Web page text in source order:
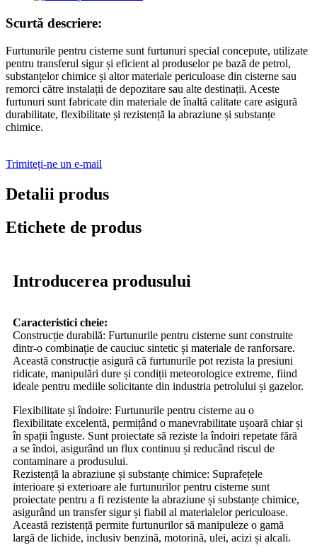
Scurtă descriere:
Furtunurile pentru cisterne sunt furtunuri special concepute, utilizate
pentru transferul sigur și eficient al produselor pe bază de petrol,
substanțelor chimice și altor materiale periculoase din cisterne sau
remorci către instalații de depozitare sau alte destinații. Aceste
furtunuri sunt fabricate din materiale de înaltă calitate care asigură
durabilitate, flexibilitate și rezistență la abraziune și substanțe
chimice.
Trimiteți-ne un e-mail
Detalii produs
Etichete de produs
Introducerea produsului
Caracteristici cheie:
Construcție durabilă: Furtunurile pentru cisterne sunt construite
dintr-o combinație de cauciuc sintetic și materiale de ranforsare.
Această construcție asigură că furtunurile pot rezista la presiuni
ridicate, manipulări dure și condiții meteorologice extreme, fiind
ideale pentru mediile solicitante din industria petrolului și gazelor.
Flexibilitate și îndoire: Furtunurile pentru cisterne au o
flexibilitate excelentă, permițând o manevrabilitate ușoară chiar și
în spații înguste. Sunt proiectate să reziste la îndoiri repetate fără
a se îndoi, asigurând un flux continuu și reducând riscul de
contaminare a produsului.
Rezistență la abraziune și substanțe chimice: Suprafețele
interioare și exterioare ale furtunurilor pentru cisterne sunt
proiectate pentru a fi rezistente la abraziune și substanțe chimice,
asigurând un transfer sigur și fiabil al materialelor periculoase.
Această rezistență permite furtunurilor să manipuleze o gamă
largă de lichide, inclusiv benzină, motorină, ulei, acizi și alcali.